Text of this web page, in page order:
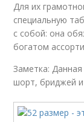
Для их
специальную
с собой: она
богатом
Заметка:
шорт, бриджей